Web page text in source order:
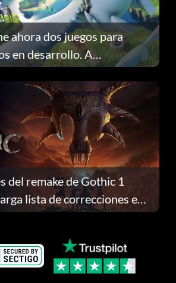
ahora dos juegos para
en desarrollo. A
explicamos por qué.
del remake de Gothic 1
lista de correcciones en